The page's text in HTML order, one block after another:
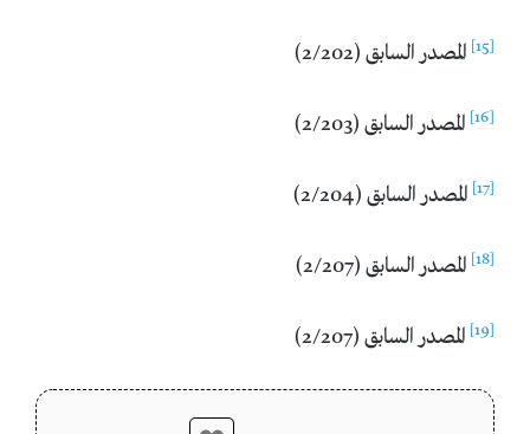
[15] المصدر السابق (2/202)
[16] المصدر السابق (2/203)
[17] المصدر السابق (2/204)
[18] المصدر السابق (2/207)
[19] المصدر السابق (2/207)